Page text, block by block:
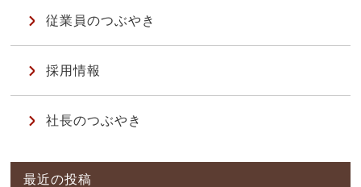
従業員のつぶやき
採用情報
社長のつぶやき